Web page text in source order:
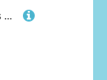
TOYANDONA 8 Stück Teiliges Miniatur Mülltonnen mit Deckel Realistische Puppenhaus Abfallbehälter für Außenszenen Mini Litter Can Dekoration für Puppenhaus Landschaft Funktionale Mini